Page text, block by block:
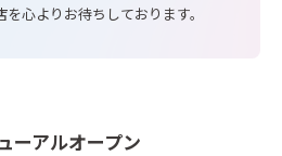
心よりお待ちしております。
ーアルオープン